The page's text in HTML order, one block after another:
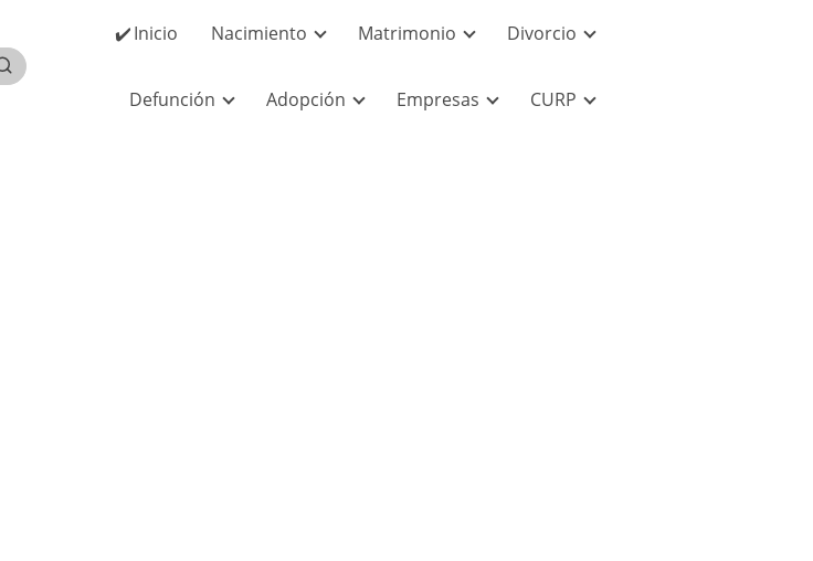
✔️ Inicio Nacimiento Matrimonio Divorcio
Defunción Adopción Empresas CURP